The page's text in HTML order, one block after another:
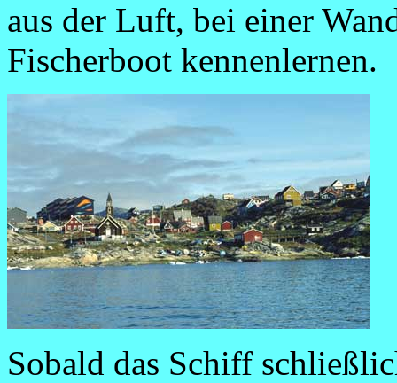
aus der Luft, bei einer
Fischerboot kennenlernen.
Sobald das Schiff